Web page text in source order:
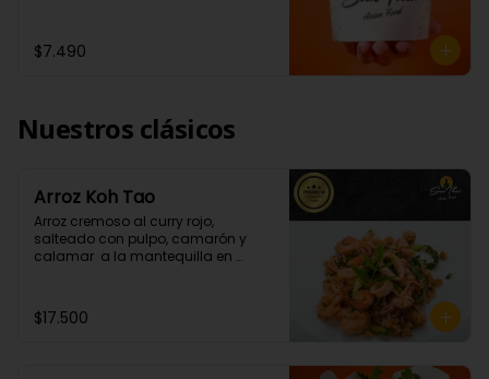
$7.490
Nuestros clásicos
Arroz Koh Tao
Arroz cremoso al curry rojo,
salteado con pulpo, camarón y
calamar  a la mantequilla en
$17.500